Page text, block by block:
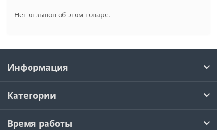
Нет отзывов об этом товаре.
Информация
Категории
Время работы